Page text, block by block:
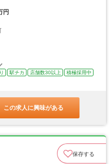
円
駅チカ 店舗数30以上
積極採用中
この求人に興味がある
保存する